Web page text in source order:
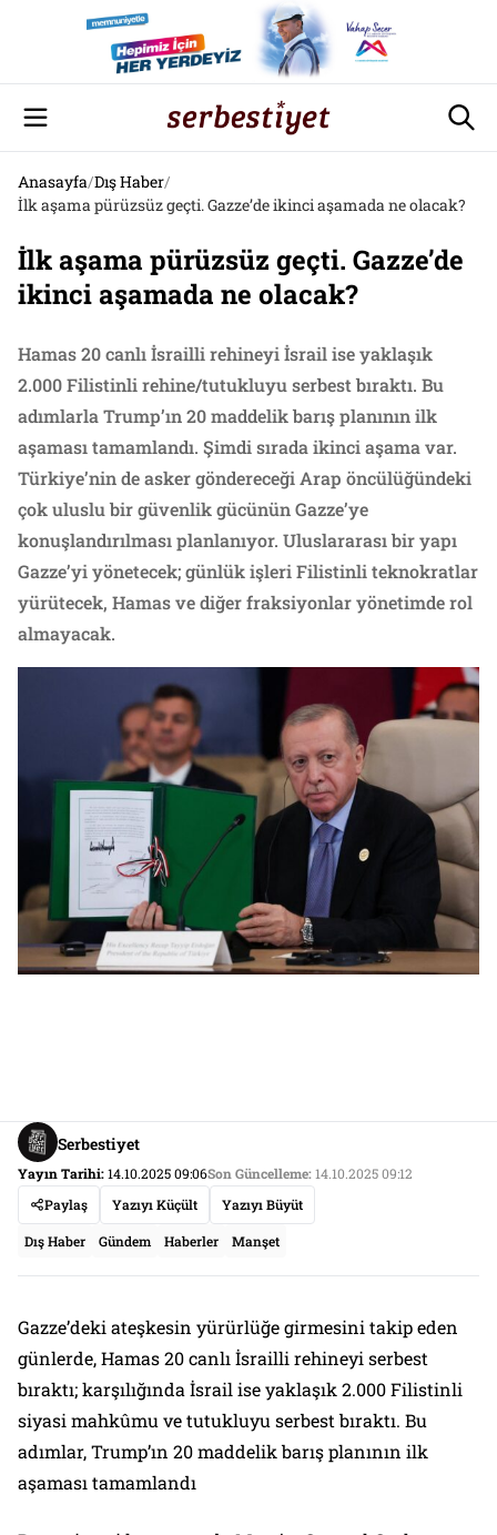
Anasayfa/Dış Haber/
İlk aşama pürüzsüz geçti. Gazze’de ikinci aşamada ne olacak?
İlk aşama pürüzsüz geçti. Gazze’de
ikinci aşamada ne olacak?
Hamas 20 canlı İsrailli rehineyi İsrail ise yaklaşık
2.000 Filistinli rehine/tutukluyu serbest bıraktı. Bu
adımlarla Trump’ın 20 maddelik barış planının ilk
aşaması tamamlandı. Şimdi sırada ikinci aşama var.
Türkiye’nin de asker göndereceği Arap öncülüğündeki
çok uluslu bir güvenlik gücünün Gazze’ye
konuşlandırılması planlanıyor. Uluslararası bir yapı
Gazze’yi yönetecek; günlük işleri Filistinli teknokratlar
yürütecek, Hamas ve diğer fraksiyonlar yönetimde rol
almayacak.
Serbestiyet
Yayın Tarihi:14.10.2025 09:06Son Güncelleme:14.10.2025 09:12
Paylaş
Yazıyı Küçült Yazıyı Büyüt
Dış Haber Gündem Haberler Manşet
Gazze’deki ateşkesin yürürlüğe girmesini takip eden
günlerde, Hamas 20 canlı İsrailli rehineyi serbest
bıraktı; karşılığında İsrail ise yaklaşık 2.000 Filistinli
siyasi mahkûmu ve tutukluyu serbest bıraktı. Bu
adımlar, Trump’ın 20 maddelik barış planının ilk
aşaması tamamlandı